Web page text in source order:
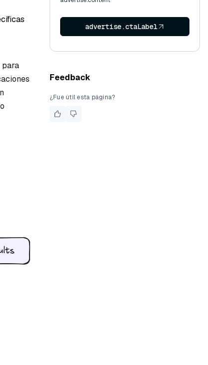
para
advertise.ctaLabel
Feedback
¿Fue útil esta página?